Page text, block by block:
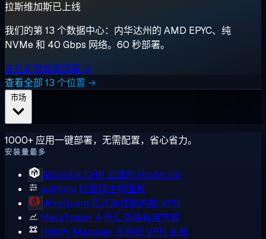
拉斯维加斯已上线
我们的第 13 个数据中心：内华达州的 AMD EPYC、纯
NVMe 和 40 Gbps 网络。60 秒部署。
在拉斯维加斯部署 →
查看全部 13 个位置 →
1000+ 应用一键部署，无需配置，省心省力。
安装量最多
MikroTik CHR 云端的 RouterOS
aaPanel轻量级主机面板
WireGuard 现代高性能内核 VPN
MetaTrader 4 外汇交易标准方案
Hiddify Manager 多协议 VPN 面板